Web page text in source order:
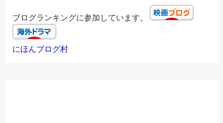
ブログランキングに参加しています。
にほんブログ村